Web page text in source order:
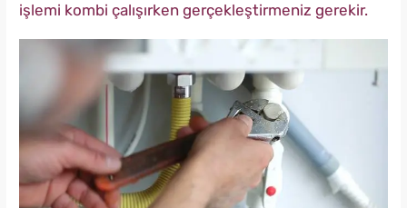
işlemi kombi çalışırken gerçekleştirmeniz gerekir.